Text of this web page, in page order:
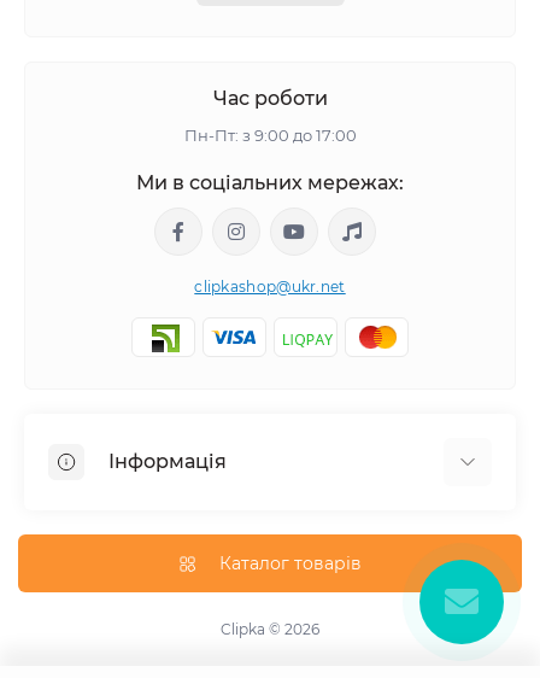
Час роботи
Пн-Пт: з 9:00 до 17:00
Ми в соціальних мережах:
clipkashop@ukr.net
Інформація
Контакти
Каталог товарів
Clipka © 2026